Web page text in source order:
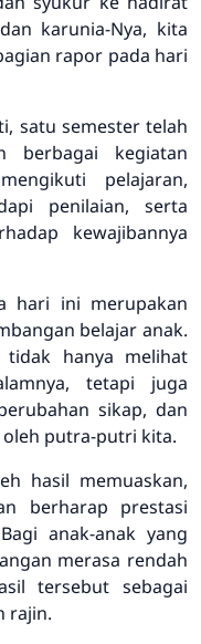
karunia-Nya, kita
rapor pada hari
satu semester telah
berbagai kegiatan
pelajaran,
penilaian, serta
kewajibannya
hari ini merupakan
belajar anak.
hanya melihat
tetapi juga
sikap, dan
putra-putri kita.
hasil memuaskan,
berharap prestasi
anak-anak yang
merasa rendah
tersebut sebagai
rajin.